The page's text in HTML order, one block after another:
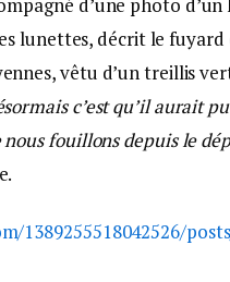
d’une photo
lunettes, décrit le
vêtu d’un treillis
c’est qu’il aurait
fouillons depuis le
1389255518042526/